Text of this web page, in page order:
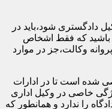
دادگستری شود،باید در
باشید که فقط اشخاص
وکالت،جز در موارد
شده است تا در ادارات
خاصی در وکیل اداری
را ندارد و همانطور که